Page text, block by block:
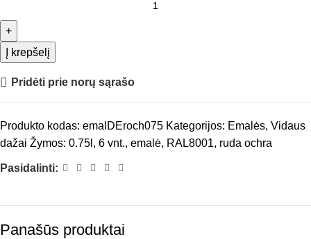
Į krepšelį
Pridėti prie norų sąrašo
Produkto kodas: emalDEroch075 Kategorijos: Emalės, Vidaus
dažai Žymos: 0.75l , 6 vnt., emalė, RAL8001, ruda ochra
Pasidalinti:
Panašūs produktai